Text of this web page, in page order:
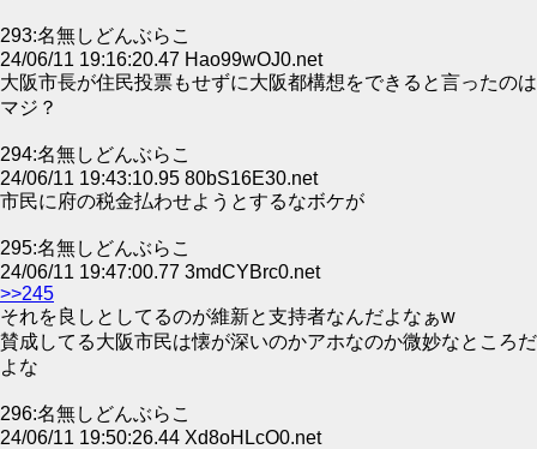
293:名無しどんぶらこ
24/06/11 19:16:20.47 Hao99wOJ0.net
大阪市長が住民投票もせずに大阪都構想をできると言ったのは
マジ？
294:名無しどんぶらこ
24/06/11 19:43:10.95 80bS16E30.net
市民に府の税金払わせようとするなボケが
295:名無しどんぶらこ
24/06/11 19:47:00.77 3mdCYBrc0.net
>>245
それを良しとしてるのが維新と支持者なんだよなぁw
賛成してる大阪市民は懐が深いのかアホなのか微妙なところだ
よな
296:名無しどんぶらこ
24/06/11 19:50:26.44 Xd8oHLcO0.net